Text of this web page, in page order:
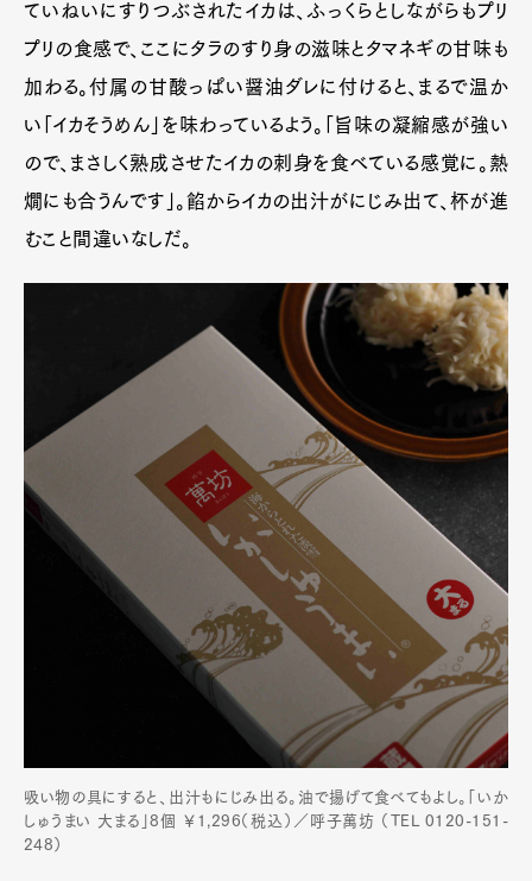
Art&DesignWatch
GourmetCars
CultureLifestyle
ていねいにすりつぶされたイカは、ふっくらとしながらもプリ
プリの食感で、ここにタラのすり身の滋味とタマネギの甘味も
加わる。付属の甘酸っぱい醤油ダレに付けると、まるで温か
い「イカそうめん」を味わっているよう。「旨味の凝縮感が強い
ので、まさしく熟成させたイカの刺身を食べている感覚に。熱
燗にも合うんです」。餡からイカの出汁がにじみ出て、杯が進
むこと間違いなしだ。
吸い物の具にすると、出汁もにじみ出る。油で揚げて食べてもよし。「いか
しゅうまい 大まる」8個 ￥1,296（税込）／呼子萬坊 （TEL 0120-151-
248）